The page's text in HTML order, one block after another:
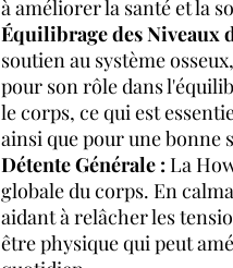
à améliorer la santé et la
Équilibrage des Niveaux
soutien au système
pour son rôle dans
le corps, ce qui est
ainsi que pour une bonne
Détente Générale : La
globale du corps. En
aidant à relâcher les
être physique qui peut